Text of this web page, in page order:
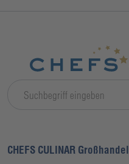
CHEFS CULINAR Großhandel